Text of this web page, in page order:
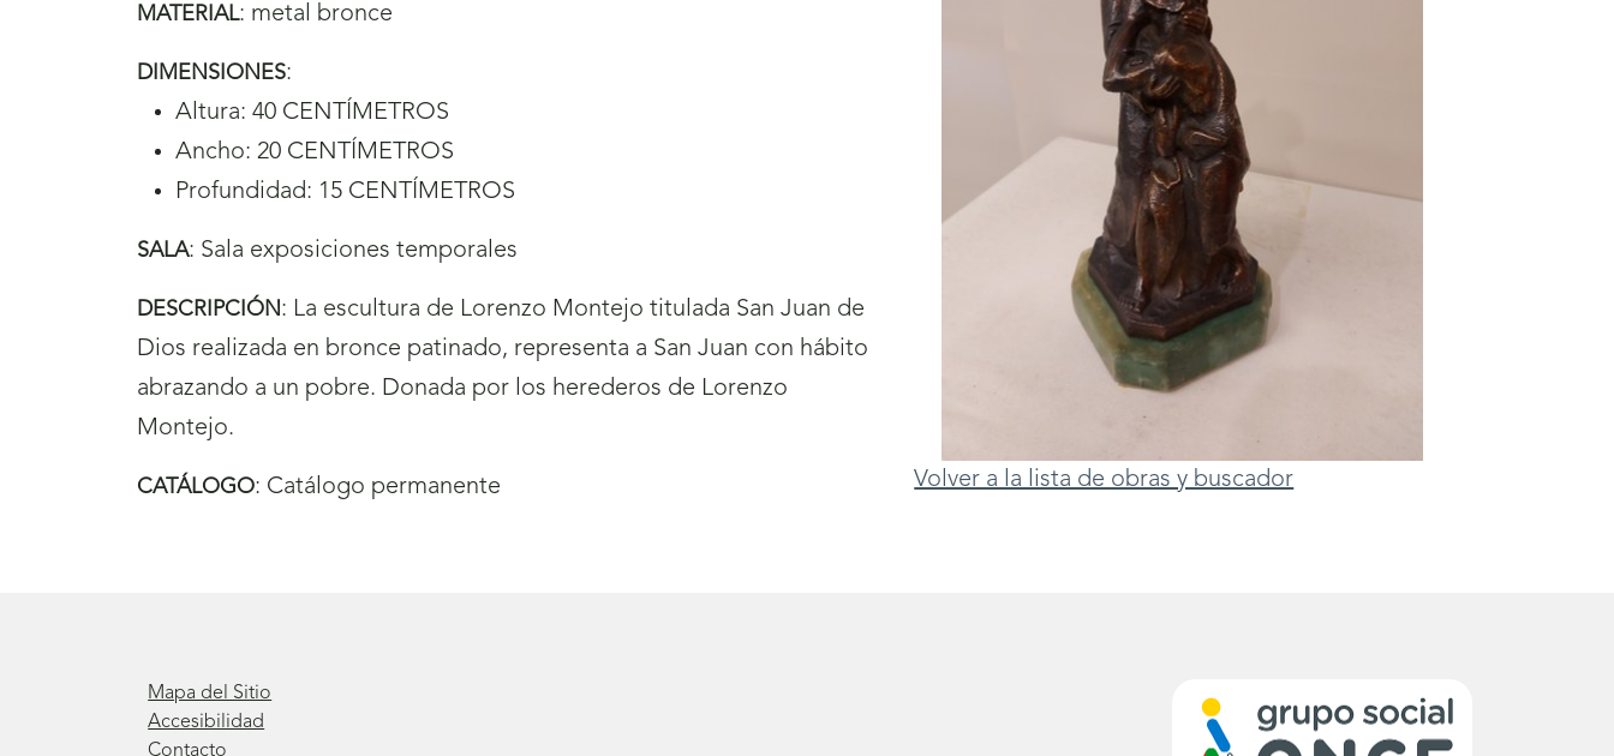
MATERIAL: metal bronce
DIMENSIONES:
Altura: 40 CENTÍMETROS
Ancho: 20 CENTÍMETROS
Profundidad: 15 CENTÍMETROS
SALA: Sala exposiciones temporales
DESCRIPCIÓN: La escultura de Lorenzo Montejo titulada San Juan de
Dios realizada en bronce patinado, representa a San Juan con hábito
abrazando a un pobre. Donada por los herederos de Lorenzo
Montejo.
CATÁLOGO: Catálogo permanente Volver a la lista de obras y buscador
Mapa del Sitio
Accesibilidad
Contacto